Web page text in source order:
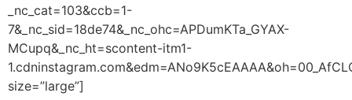
_nc_cat=103&ccb=1-
7&_nc_sid=18de74&_nc_ohc=APDumKTa_GYAX-
MCupq&_nc_ht=scontent-itm1-
size=”large”]